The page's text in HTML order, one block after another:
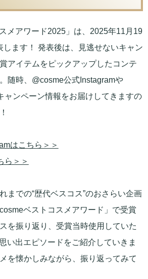
メアワード2025」は、2025年11月19
します！ 発表後は、見逃せないキャン
アイテムをピックアップしたコンテ
随時、@cosme公式Instagramや
ャンペーン情報をお届けしてきますの
はこちら＞＞
ら＞＞
までの“歴代ベスコス”のおさらい企画
ベストコスメアワード」で受賞
を振り返り、受賞当時使用していた
い出エピソードをご紹介していきま
を懐かしみながら、振り返ってみて